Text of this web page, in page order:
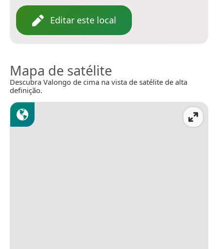
Editar este local
Mapa de satélite
Descubra Valongo de cima na vista de satélite de alta
definição.